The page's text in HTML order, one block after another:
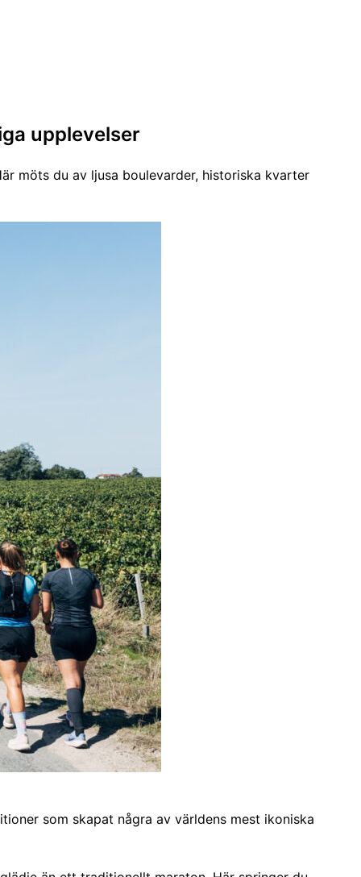
upplevelser
möts du av ljusa boulevarder, historiska kvarter
som skapat några av världens mest ikoniska